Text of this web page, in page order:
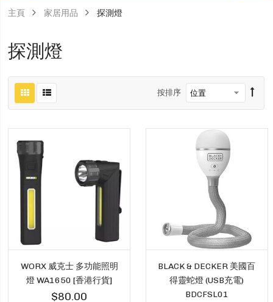
主頁 家居用品 探測燈
探測燈
按排序
WORX 威克士 多功能照明
燈 WA1650 [香港行貨]
$80.00
BLACK & DECKER 美國百
得靈蛇燈 (USB充電)
BDCFSL01